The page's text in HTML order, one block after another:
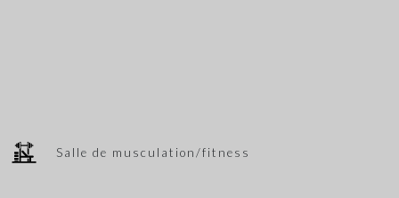
Salle de musculation/fitness